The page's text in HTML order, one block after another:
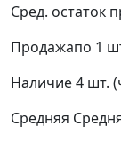
Сред. остаток
Продажапо 1
Наличие4 шт.
Средняя